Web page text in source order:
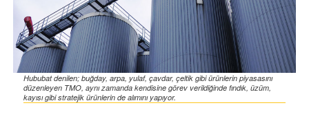
Hububat denilen; buğday, arpa, yulaf, çavdar, çeltik gibi ürünlerin piyasasını
düzenleyen TMO, aynı zamanda kendisine görev verildiğinde fındık, üzüm,
kayısı gibi stratejik ürünlerin de alımını yapıyor.